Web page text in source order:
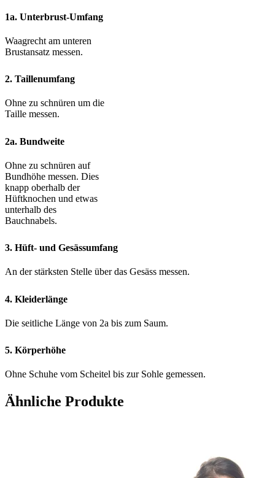
1a. Unterbrust-Umfang
Waagrecht am unteren
Brustansatz messen.
2. Taillenumfang
Ohne zu schnüren um die
Taille messen.
2a. Bundweite
Ohne zu schnüren auf
Bundhöhe messen. Dies
knapp oberhalb der
Hüftknochen und etwas
unterhalb des
Bauchnabels.
3. Hüft- und Gesässumfang
An der stärksten Stelle über das Gesäss messen.
4. Kleiderlänge
Die seitliche Länge von 2a bis zum Saum.
5. Körperhöhe
Ohne Schuhe vom Scheitel bis zur Sohle gemessen.
Ähnliche Produkte